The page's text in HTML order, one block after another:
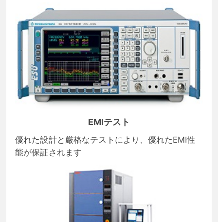
EMIテスト
優れた設計と厳格なテストにより、優れたEMI性
能が保証されます